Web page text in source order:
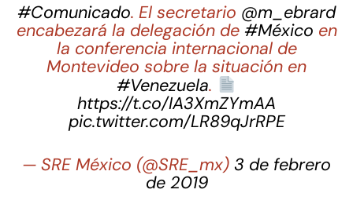
#Comunicado. El secretario @m_ebrard
encabezará la delegación de #México en
la conferencia internacional de
Montevideo sobre la situación en
#Venezuela.
https://t.co/IA3XmZYmAA
pic.twitter.com/LR89qJrRPE
— SRE México (@SRE_mx) 3 de febrero
de 2019